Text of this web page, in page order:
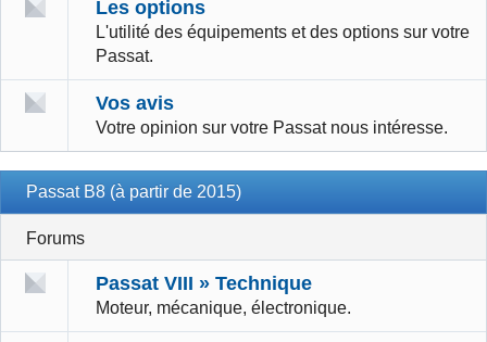
Les options
L'utilité des équipements et des options sur votre
Passat.
Vos avis
Votre opinion sur votre Passat nous intéresse.
Passat B8 (à partir de 2015)
Forums
Passat VIII » Technique
Moteur, mécanique, électronique.